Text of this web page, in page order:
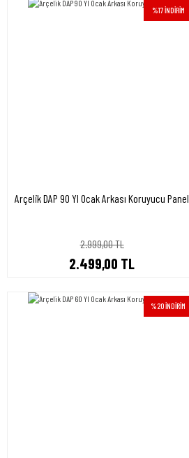
%17 İNDİRİM
Arçelik DAP 90 YI Ocak Arkası Koruyucu Panel
2.999,00 TL
2.499,00 TL
%20 İNDİRİM